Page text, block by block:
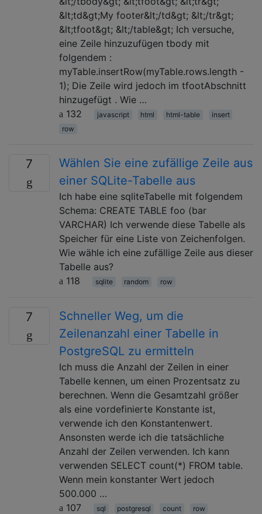
&lt;td&gt;My footer&lt;/td&gt; &lt;/tr&gt;
&lt;tfoot&gt; &lt;/table&gt; Ich versuche,
eine Zeile hinzuzufügen tbody mit
folgendem :
myTable.insertRow(myTable.rows.length -
1); Die Zeile wird jedoch im tfootAbschnitt
hinzugefügt . Wie …
132
javascript html html-table
insert
row
7
Wählen Sie eine zufällige Zeile aus
einer SQLite-Tabelle aus
Ich habe eine sqliteTabelle mit folgendem
Schema: CREATE TABLE foo (bar
VARCHAR) Ich verwende diese Tabelle als
Speicher für eine Liste von Zeichenfolgen.
Wie wähle ich eine zufällige Zeile aus dieser
Tabelle aus?
118
sqlite random row
7
Schneller Weg, um die
Zeilenanzahl einer Tabelle in
PostgreSQL zu ermitteln
Ich muss die Anzahl der Zeilen in einer
Tabelle kennen, um einen Prozentsatz zu
berechnen. Wenn die Gesamtzahl größer
als eine vordefinierte Konstante ist,
verwende ich den Konstantenwert.
Ansonsten werde ich die tatsächliche
Anzahl der Zeilen verwenden. Ich kann
verwenden SELECT count(*) FROM table.
Wenn mein konstanter Wert jedoch
500.000 …
107
sql postgresql count row